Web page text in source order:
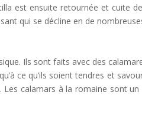
est ensuite retournée et cuite
qui se décline en de
Ils sont faits avec des
ce qu’ils soient tendres et
calamars à la romaine sont